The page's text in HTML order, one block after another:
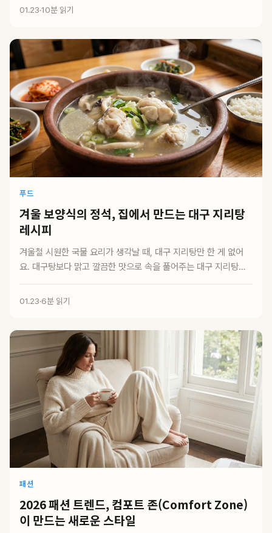
01.23·10분 읽기
푸드
겨울 보양식의 정석, 집에서 만드는 대구 지리탕
레시피
겨울철 시원한 국물 요리가 생각날 때, 대구 지리탕만 한 게 없어
요. 대구탕보다 맑고 깔끔한 맛으로 속을 풀어주는 대구 지리탕은
01.23·6분 읽기
패션
2026 패션 트렌드, 컴포트 존(Comfort Zone)
이 만드는 새로운 스타일